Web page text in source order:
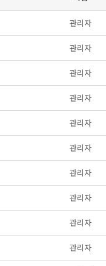
관리자
관리자
관리자
관리자
관리자
관리자
관리자
관리자
관리자
관리자